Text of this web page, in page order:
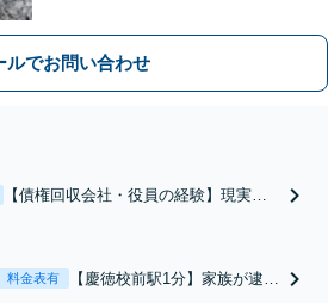
間面談可】
ルでお問い合わせ
【債権回収会社・役員の経験】現実的
育費など幅広く対応。訴訟や強制執行
もお任せください。費用倒れのリスク
料金表有
【慶徳校前駅1分】家族が逮捕